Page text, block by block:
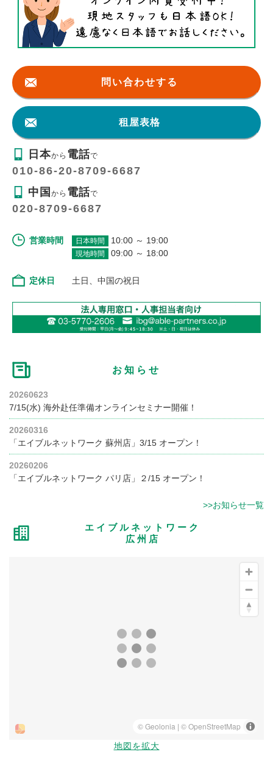
問い合わせする
租屋表格
日本から 電話で
010-86-20-8709-6687
中国から 電話で
020-8709-6687
営業時間 日本時間 10:00 ～ 19:00
現地時間 09:00 ～ 18:00
定休日 土日、中国の祝日
お知らせ
20260623
7/15(水) 海外赴任準備オンラインセミナー開催！
20260316
「エイブルネットワーク 蘇州店」3/15 オープン！
20260206
「エイブルネットワーク パリ店」２/15 オープン！
>>お知らせ一覧
エイブルネットワーク
広州店
地図を拡大